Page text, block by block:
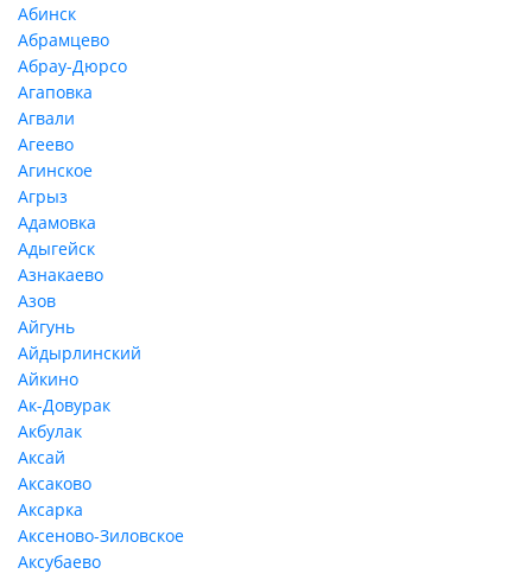
Абинск
Абрамцево
Абрау-Дюрсо
Агаповка
Агвали
Агеево
Агинское
Агрыз
Адамовка
Адыгейск
Азнакаево
Азов
Айгунь
Айдырлинский
Айкино
Ак-Довурак
Акбулак
Аксай
Аксаково
Аксарка
Аксеново-Зиловское
Аксубаево